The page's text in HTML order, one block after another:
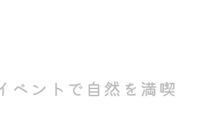
スや体験型イベントに参加する
ベントで自然を満喫